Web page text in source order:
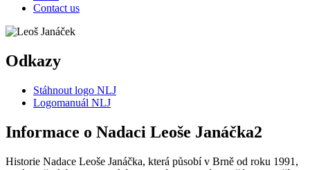
Contact us
Odkazy
Stáhnout logo NLJ
Logomanuál NLJ
Informace o Nadaci Leoše Janáčka2
Historie Nadace Leoše Janáčka, která působí v Brně od roku 1991,